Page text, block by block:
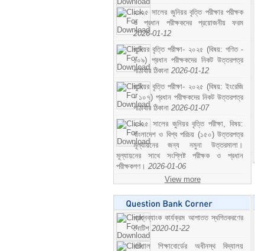
২০২৫ সালের জুনিয়র বৃত্তি পরীক্ষার পরীক্ষক
ও প্রধান পরীক্ষকদের প্রয়োজনীয় ফরম
2026-01-12
জুনিয়র বৃত্তি পরীক্ষা- ২০২৫ (বিষয়: গণিত -
১০৯) প্রধান পরীক্ষকদের নিকট উত্তরপত্র
পাঠাবার ঠিকানা 2026-01-12
জুনিয়র বৃত্তি পরীক্ষা- ২০২৫ (বিষয়: ইংরেজি
- ১০৭) প্রধান পরীক্ষকদের নিকট উত্তরপত্র
পাঠাবার ঠিকানা 2026-01-07
২০২৫ সালের জুনিয়র বৃত্তি পরীক্ষা, বিষয়:
বাংলাদেশ ও বিশ্ব পরিচয় (১৫০) উত্তরপত্র
মূল্যায়নের জন্য নমুনা উত্তরমালা।
মূল্যায়নের সাথে সংশ্লিষ্ট পরীক্ষক ও প্রধান
পরীক্ষকগণ। 2026-01-06
View more
প্রশ্নব্যাংক কার্যক্রম আপাতত স্থগিতকরণের
নোটিশ 2020-01-22
বরিশাল শিক্ষাবোর্ডের অধীনস্থ বিদ্যালয়